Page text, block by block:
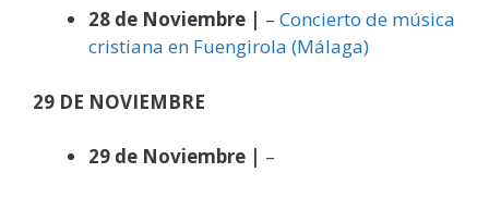
28 de Noviembre | – Concierto de música
cristiana en Fuengirola (Málaga)
29 DE NOVIEMBRE
29 de Noviembre | –